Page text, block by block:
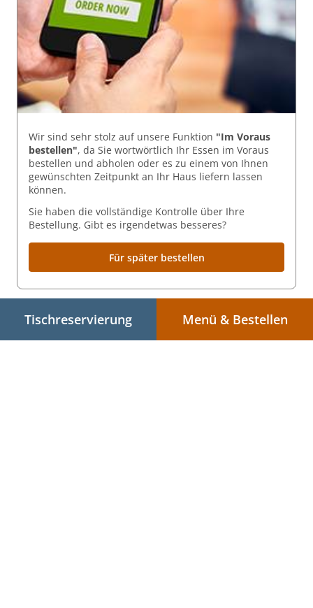
Wir sind sehr stolz auf unsere Funktion "Im Voraus
bestellen", da Sie wortwörtlich Ihr Essen im Voraus
bestellen und abholen oder es zu einem von Ihnen
gewünschten Zeitpunkt an Ihr Haus liefern lassen
können.
Sie haben die vollständige Kontrolle über Ihre
Bestellung. Gibt es irgendetwas besseres?
Für später bestellen
Tischreservierung Menü & Bestellen